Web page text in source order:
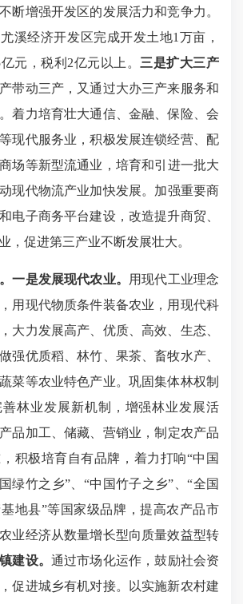
断增强开发区的发展活力和竞争力。
尤溪经济开发区完成开发土地1万亩，
元，税利2亿元以上。 三是扩大三产
带动三产，又通过大办三产来服务和
着力培育壮大通信、金融、保险、会
现代服务业，积极发展连锁经营、配
场等新型流通业，培育和引进一批大
现代物流产业加快发展。 加强重要商
电子商务平台建设，改造提升商贸、
，促进第三产业不断发展壮大。
一是发展现代农业。
用现代工业理念
用现代物质条件装备农业，用现代科
大力发展高产、优质、高效、生态、
强优质稻、林竹、果茶、畜牧水产、
菜等农业特色产业。巩固集体林权制
善林业发展新机制，增强林业发展活
品加工、储藏、 营销业，制定农产品
积极培育自有品牌 ， 着力打响“中国
绿竹之乡”、“中国竹子之乡”、“全国
地县”等国家级品牌，提高农产品市
业经济从数量增长型向质量效益型转
建设。 通过市场化运作，鼓励社会资
促进城乡有机对接。以实施新农村建